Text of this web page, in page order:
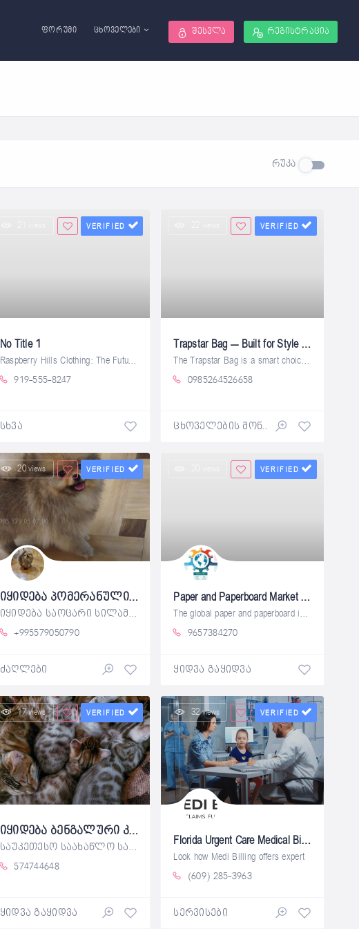
ფორუმი ცხოველები შესვლა რეგისტრაცია
რუკა
VERIFIED
No Title 1
Raspberry Hills Clothing: The Future of
919-555-8247
სხვა
VERIFIED
Trapstar Bag – Built for Style and Everyday Hustle
The Trapstar Bag is a smart choice for
0985264526658
ცხოველების მონიტორინგი
20 views VERIFIED
იყიდება პომერანული შპიცის ლეკვი.
იყიდება საოცარი სილამაზის, პომერანული
+995579050790
ძაღლები
VERIFIED
Paper and Paperboard Market Size, Share, and Competitive Landscape Forecast till 2034
The global paper and paperboard industry
9657384270
ყიდვა გაყიდვა
17 views VERIFIED
იყიდება ბენგალური კატის კნუტები
საუკეთესო საახაწლო საჩუქარი, სხვისდებიან
574744648
ყიდვა გაყიდვა
32 views VERIFIED
Florida Urgent Care Medical Billing Services
Look how Medi Billing offers expert
(609) 285-3963
სერვისები